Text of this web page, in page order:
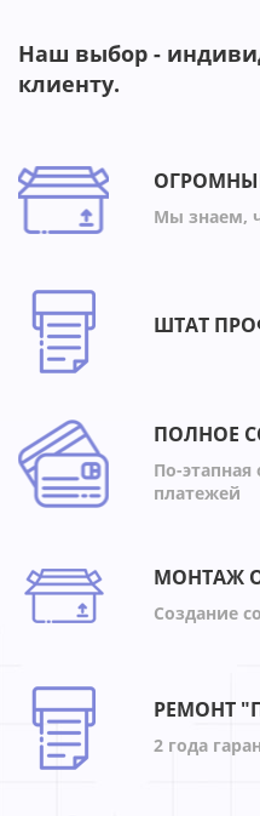
Наш выбор -
клиенту.
Мы знаем,
ШТАТ
ПОЛНОЕ
По-
платежей
МОНТАЖ
Создание
РЕМОНТ
2 года